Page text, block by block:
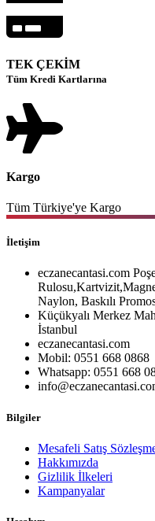
TEK ÇEKİM
Tüm Kredi Kartlarına
Kargo
Tüm Türkiye'ye Kargo
İletişim
eczanecantasi.com
Naylon, Baskılı
Küçükyalı Merkez
İstanbul
eczanecantasi.com
Mobil: 0551 668 0868
Whatsapp: 0551 668
Bilgiler
Mesafeli Satış
Hakkımızda
Gizlilik İlkeleri
Kampanyalar